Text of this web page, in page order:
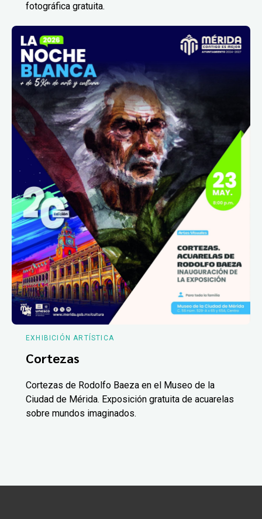
fotográfica gratuita.
EXHIBICIÓN ARTÍSTICA
Cortezas
Cortezas de Rodolfo Baeza en el Museo de la
Ciudad de Mérida. Exposición gratuita de acuarelas
sobre mundos imaginados.